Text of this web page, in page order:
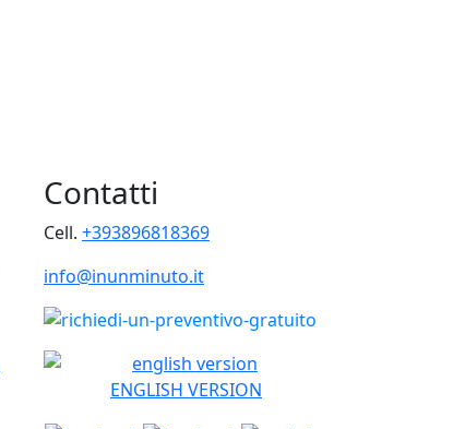
Contatti
Cell. +393896818369
info@inunminuto.it
ENGLISH VERSION